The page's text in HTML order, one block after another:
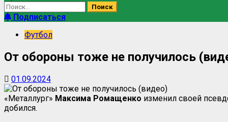
Найти:
Подписаться
Футбол
От обороны тоже не получилось
01.09.2024
«Металлург» Максима Ромащенко изменил своей
добился.